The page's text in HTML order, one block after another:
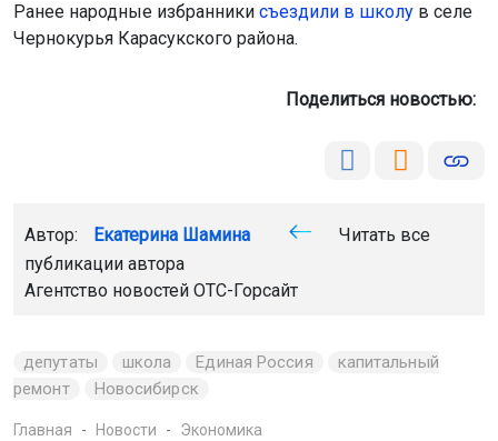
Ранее народные избранники съездили в школу в селе
Чернокурья Карасукского района.
Поделиться новостью:
Автор: Екатерина Шамина
Читать все
публикации автора
Агентство новостей ОТС-Горсайт
депутаты школа Единая Россия
капитальный
ремонт
Новосибирск
Главная Новости Экономика